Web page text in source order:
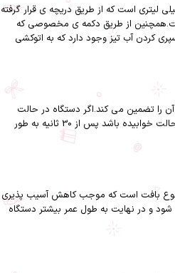
اتو دارای مخزن نیمه شفاف 320 میلی لیتری است که از طریق دریچه ی قرار گرفته
از طریق دکمه ی مخصوصی که
کردن آب تیز وجود دارد که به اتوکشی
را تضمین می کند.اگر دستگاه در حالت
ایستاده باشد پس از 8دقیقه و اگر در حالت خوابیده باشد پس از 30 ثانیه به طور
نوع بافت است که موجب کاهش آسیب پذیری
و در نهایت به طول عمر بیشتر دستگاه